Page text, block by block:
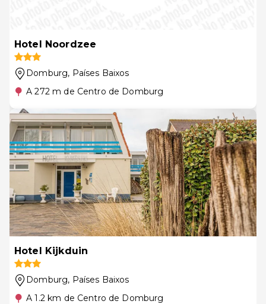
Hotel Noordzee
Domburg, Países Baixos
A 272 m de Centro de Domburg
Hotel Kijkduin
Domburg, Países Baixos
A 1.2 km de Centro de Domburg